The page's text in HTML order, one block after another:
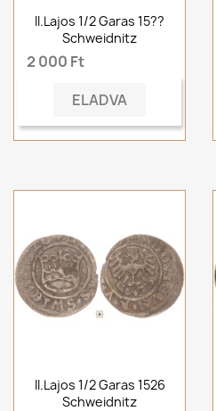
II.Lajos 1/2 Garas 15??
Schweidnitz
2 000 Ft
ELADVA
II.Lajos 1/2 Garas 1526
Schweidnitz